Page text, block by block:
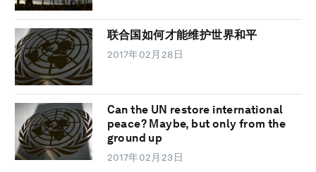
联合国如何才能维护世界和平
2017年02月28日
Can the UN restore international
peace? Maybe, but only from the
ground up
2017年02月23日